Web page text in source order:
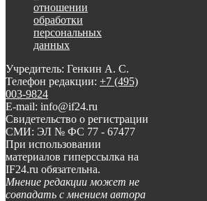
отношении
обработки
персональных
данных
Учредитель: Генкин А. С.
Телефон редакции: +7 (495)
003-9824
E-mail: info@if24.ru
Свидетельство о регистрации
СМИ: ЭЛ № ФС 77 - 67477
При использовании
материалов гиперссылка на
IF24.ru обязательна.
Мнение редакции может не
совпадать с мнением автора